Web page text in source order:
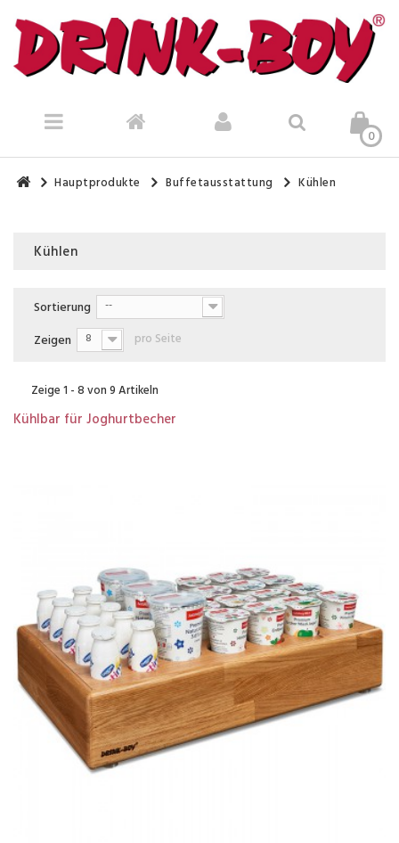
0
Hauptprodukte Buffetausstattung Kühlen
Kühlen
Es gibt 9 Artikel.
Sortierung --
Zeigen 8 pro Seite
Zeige 1 - 8 von 9 Artikeln
Kühlbar für Joghurtbecher